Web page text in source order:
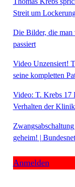
Streit um
Die Bilder, die man
passiert
Video Unzensiert!
seine kompletten
Video: T. Krebs 17
Verhalten der
geheim! |
Anmelden